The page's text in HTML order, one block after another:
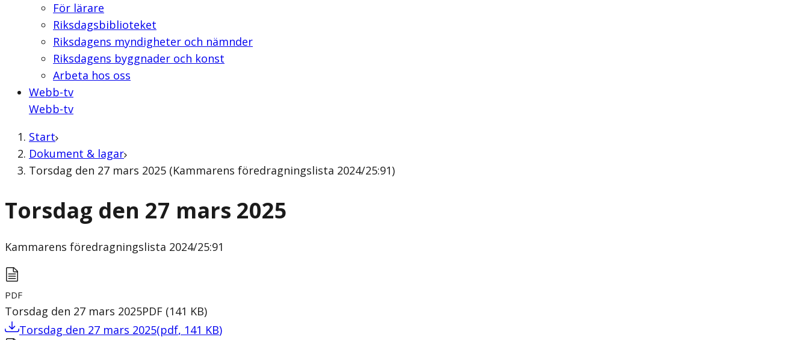
För lärare
Riksdagsbiblioteket
Riksdagens myndigheter och nämnder
Riksdagens byggnader och konst
Arbeta hos oss
Webb-tv
Webb-tv
Start
Dokument & lagar
Torsdag den 27 mars 2025 (Kammarens föredragningslista 2024/25:91)
Torsdag den 27 mars 2025
Kammarens föredragningslista 2024/25:91
PDF
Torsdag den 27 mars 2025PDF (141 KB)
Torsdag den 27 mars 2025(pdf, 141 KB)